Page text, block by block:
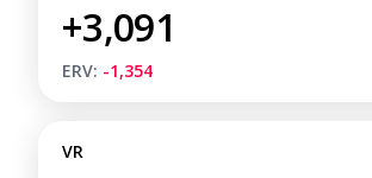
+3,091
ERV: -1,354
VR